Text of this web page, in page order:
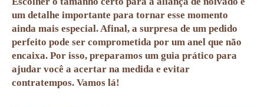
um detalhe importante para tornar esse momento
ainda mais especial. Afinal, a surpresa de um pedido
perfeito pode ser comprometida por um anel que não
encaixa. Por isso, preparamos um guia prático para
ajudar você a acertar na medida e evitar
contratempos. Vamos lá!